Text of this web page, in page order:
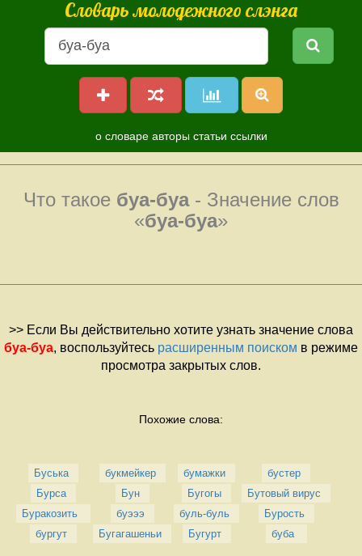
Словарь молодежного слэнга
о словаре авторы статьи ссылки
Что такое буа-буа- Значение слов
«буа-буа»
>> Если Вы действительно хотите узнать значение слова
буа-буа, воспользуйтесь расширенным поиском в режиме
просмотра закрытых слов.
Похожие слова:
Буська
Бурса
Буракозить
бургут
букмейкер
Бун
буэээ
Бугагашеньи
бумажки
Бугогы
буль-буль
Бугурт
бустер
Бутовый вирус
Бурость
буба